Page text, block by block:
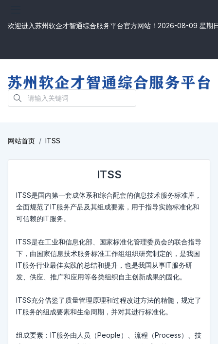
欢迎进入苏州软企才智通综合服务平台官方网站！ 2026-08-09 星期
网站首页 ITSS
ITSS
ITSS是国内第一套成体系和综合配套的信息技术服务标准库，
全面规范了IT服务产品及其组成要素，用于指导实施标准化和
可信赖的IT服务。
ITSS是在工业和信息化部、国家标准化管理委员会的联合指导
下，由国家信息技术服务标准工作组组织研究制定的，是我国
IT服务行业最佳实践的总结和提升，也是我国从事IT服务研
发、供应、推广和应用等各类组织自主创新成果的固化。
ITSS充分借鉴了质量管理原理和过程改进方法的精髓，规定了
IT服务的组成要素和生命周期，并对其进行标准化。
组成要素：IT服务由人员（People）、流程（Process）、技